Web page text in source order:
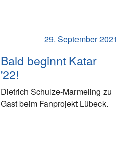
29. September 2021
Bald beginnt Katar
'22!
Dietrich Schulze-Marmeling zu
Gast beim Fanprojekt Lübeck.